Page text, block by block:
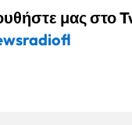
μας στο